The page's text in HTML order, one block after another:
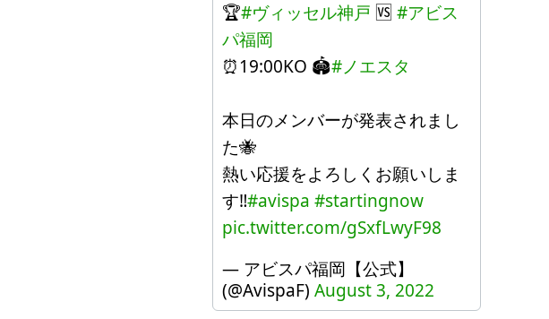
🏆#ヴィッセル神戸 🆚 #アビス
パ福岡
⏰19:00KO 🏟#ノエスタ
本日のメンバーが発表されまし
た🐝
熱い応援をよろしくお願いしま
す‼️#avispa #startingnow
pic.twitter.com/gSxfLwyF98
— アビスパ福岡【公式】
(@AvispaF) August 3, 2022